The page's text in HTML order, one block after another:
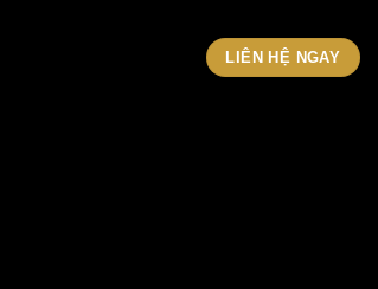
LIÊN HỆ NGAY